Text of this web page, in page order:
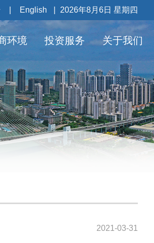
English 2026年8月6日 星期四
环境 投资服务 关于我们
2021-03-31